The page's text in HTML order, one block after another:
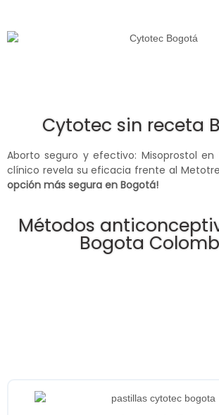
Cytotec sin receta
Aborto seguro y efectivo: Misoprostol en
clínico revela su eficacia frente al
opción más segura en Bogotá!
Métodos
Bogota